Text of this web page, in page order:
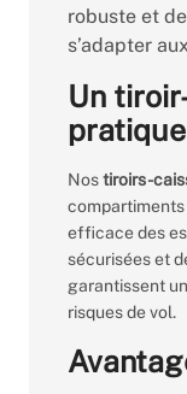
robuste et
s’adapter
Un
Nostiroirs-
compartiments
efficace des
sécurisées et
garantissent
risques de vol.